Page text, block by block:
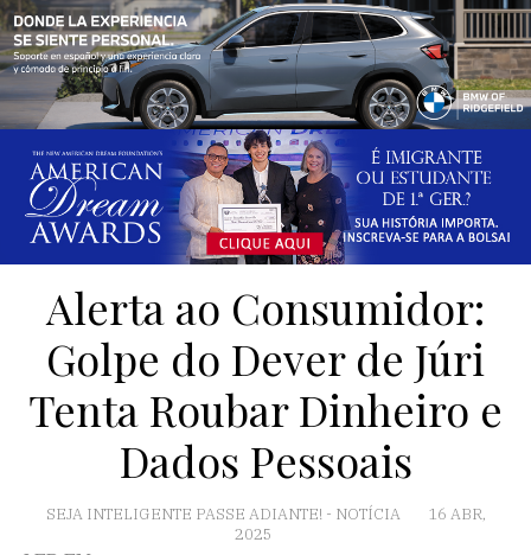
Alerta ao Consumidor:
Golpe do Dever de Júri
Tenta Roubar Dinheiro e
Dados Pessoais
SEJA INTELIGENTE PASSE ADIANTE! - NOTÍCIA
16 ABR,
2025